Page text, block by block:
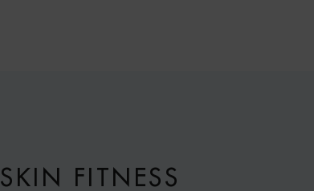
SKIN FITNESS